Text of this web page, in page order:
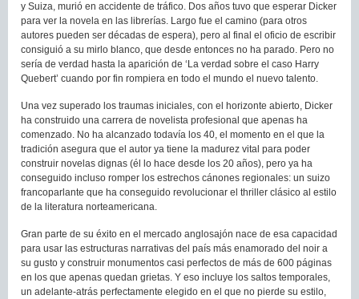
y Suiza, murió en accidente de tráfico. Dos años tuvo que esperar Dicker
para ver la novela en las librerías. Largo fue el camino (para otros
autores pueden ser décadas de espera), pero al final el oficio de escribir
consiguió a su mirlo blanco, que desde entonces no ha parado. Pero no
sería de verdad hasta la aparición de ‘La verdad sobre el caso Harry
Quebert’ cuando por fin rompiera en todo el mundo el nuevo talento.
Una vez superado los traumas iniciales, con el horizonte abierto, Dicker
ha construido una carrera de novelista profesional que apenas ha
comenzado. No ha alcanzado todavía los 40, el momento en el que la
tradición asegura que el autor ya tiene la madurez vital para poder
construir novelas dignas (él lo hace desde los 20 años), pero ya ha
conseguido incluso romper los estrechos cánones regionales: un suizo
francoparlante que ha conseguido revolucionar el thriller clásico al estilo
de la literatura norteamericana.
Gran parte de su éxito en el mercado anglosajón nace de esa capacidad
para usar las estructuras narrativas del país más enamorado del noir a
su gusto y construir monumentos casi perfectos de más de 600 páginas
en los que apenas quedan grietas. Y eso incluye los saltos temporales,
un adelante-atrás perfectamente elegido en el que no pierde su estilo,